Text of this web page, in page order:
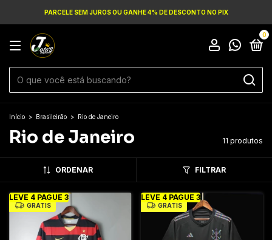
PARCELE SEM JUROS OU GANHE 4% DE DESCONTO NO PIX
0
Início > Brasileirão > Rio de Janeiro
Rio de Janeiro 11 produtos
ORDENAR FILTRAR
LEVE 4 PAGUE 3
GRÁTIS
LEVE 4 PAGUE 3
GRÁTIS